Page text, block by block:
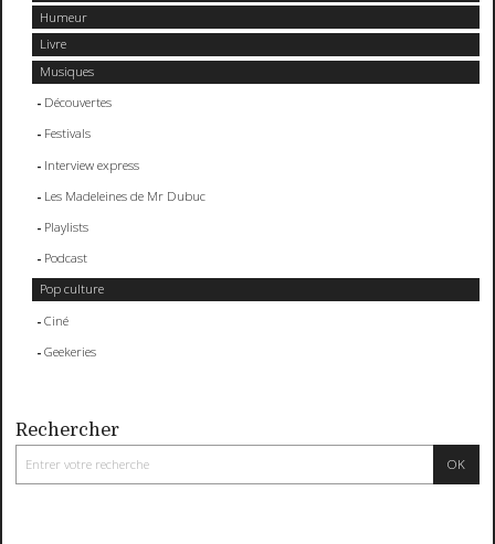
Humeur
Livre
Musiques
Découvertes
Festivals
Interview express
Les Madeleines de Mr Dubuc
Playlists
Podcast
Pop culture
Ciné
Geekeries
Rechercher